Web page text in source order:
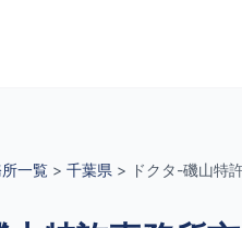
一覧 > 千葉県 > ドクタ-磯山特